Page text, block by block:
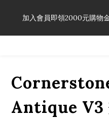
享有弦線、配
加入會員即領2000元購物
「一生弦命！」單筆購買弦
Antique V3